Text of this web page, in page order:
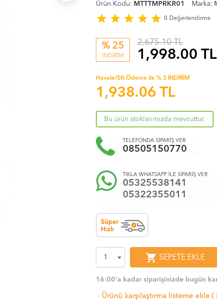
Ürün Kodu: MTTTMPRKR01 Marka:
star star star star star 0 Değerlendirme
% 25
İNDİRİM
2,675.10 TL
1,998.00 TL
Havale/Eft Ödeme ile % 3 İNDİRİM
1,938.06 TL
Bu ürün stoklarımızda mevcuttur.
TELEFONDA SİPARİŞ VER
08505150770
TIKLA WHATSAPP İLE SİPARİŞ VER
05325538141
05322355011
shopping_cart SEPETE EKLE
16:00'a kadar siparişinizde bugün
· Ürünü karşılaştırma listeme ekle (